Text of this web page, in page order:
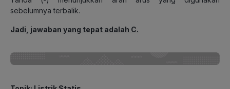
sebelumnya terbalik.
Jadi, jawaban yang tepat adalah C.